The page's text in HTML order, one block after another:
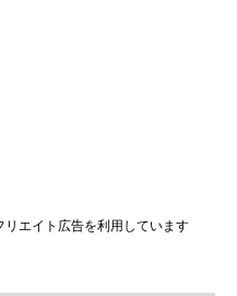
エイト広告を利用しています